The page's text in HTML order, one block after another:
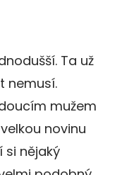
Ta už
nemusí.
mužem
novinu
si nějaký